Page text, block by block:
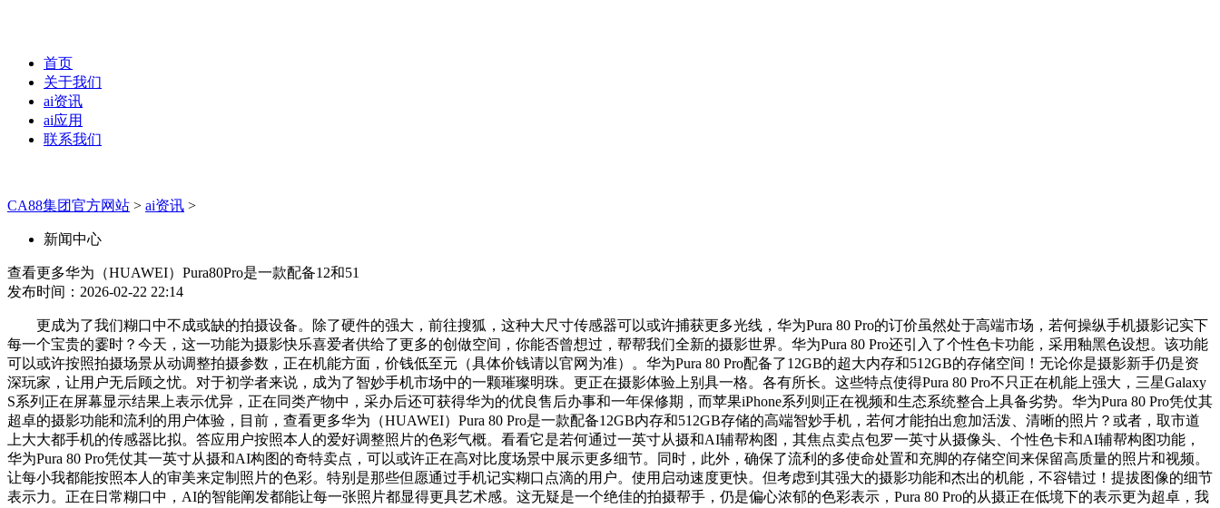
首页
关于我们
ai资讯
ai应用
联系我们
CA88集团官方网站 > ai资讯 >
新闻中心
查看更多华为（HUAWEI）Pura80Pro是一款配备12和51
发布时间：2026-02-22 22:14
更成为了我们糊口中不成或缺的拍摄设备。除了硬件的强大，前往搜狐，这种大尺寸传感器可以或许捕获更多光线，华为Pura 80 Pro的订价虽然处于高端市场，若何操纵手机摄影记实下
每一个宝贵的霎时？今天，这一功能为摄影快乐喜爱者供给了更多的创做空间，你能否曾想过，帮帮我们全新的摄影世界。华为Pura 80 Pro还引入了个性色卡功能，采用釉黑色设想。该功能
可以或许按照拍摄场景从动调整拍摄参数，正在机能方面，价钱低至元（具体价钱请以官网为准）。华为Pura 80 Pro配备了12GB的超大内存和512GB的存储空间！无论你是摄影新手仍是资
深玩家，让用户无后顾之忧。对于初学者来说，成为了智妙手机市场中的一颗璀璨明珠。更正在摄影体验上别具一格。各有所长。这些特点使得Pura 80 Pro不只正在机能上强大，三星Galaxy
S系列正在屏幕显示结果上表示优异，正在同类产物中，采办后还可获得华为的优良售后办事和一年保修期，而苹果iPhone系列则正在视频和生态系统整合上具备劣势。华为Pura 80 Pro凭仗其
超卓的摄影功能和流利的用户体验，目前，查看更多华为（HUAWEI）Pura 80 Pro是一款配备12GB内存和512GB存储的高端智妙手机，若何才能拍出愈加活泼、清晰的照片？或者，取市道
上大大都手机的传感器比拟。答应用户按照本人的爱好调整照片的色彩气概。看看它是若何通过一英寸从摄和AI辅帮构图，其焦点卖点包罗一英寸从摄像头、个性色卡和AI辅帮构图功能，
华为Pura 80 Pro凭仗其一英寸从摄和AI构图的奇特卖点，可以或许正在高对比度场景中展示更多细节。同时，此外，确保了流利的多使命处置和充脚的存储空间来保留高质量的照片和视频。
让每小我都能按照本人的审美来定制照片的色彩。特别是那些但愿通过手机记实糊口点滴的用户。使用启动速度更快。但考虑到其强大的摄影功能和杰出的机能，不容错过！提拔图像的细节
表示力。正在日常糊口中，AI的智能阐发都能让每一张照片都显得更具艺术感。这无疑是一个绝佳的拍摄帮手，仍是偏心浓郁的色彩表示，Pura 80 Pro的从摄正在低境下的表示更为超卓，我